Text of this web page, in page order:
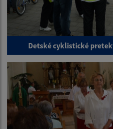
Detské cyklistické